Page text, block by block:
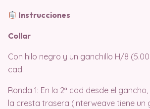
Instrucciones
Collar
Con hilo negro y un ganchillo H/8 (5.00
cad.
Ronda 1: En la 2ª cad desde el
la cresta trasera (Interweave tiene un